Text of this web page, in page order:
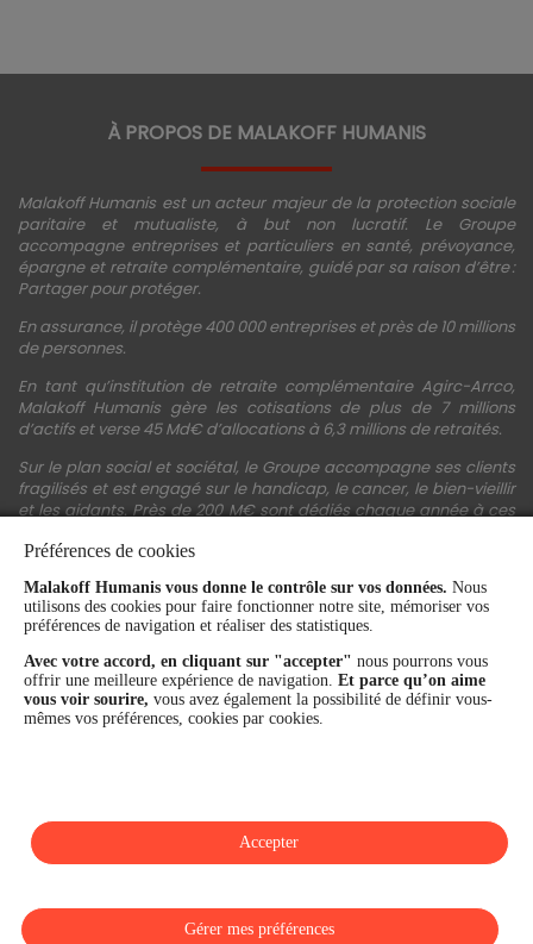
À PROPOS DE MALAKOFF HUMANIS
Malakoff Humanis est un acteur majeur de la protection sociale
paritaire et mutualiste, à but non lucratif. Le Groupe
accompagne entreprises et particuliers en santé, prévoyance,
épargne et retraite complémentaire, guidé par sa raison d’être :
Partager pour protéger.
En assurance, il protège 400 000 entreprises et près de 10 millions
de personnes.
En tant qu’institution de retraite complémentaire Agirc-Arrco,
Malakoff Humanis gère les cotisations de plus de 7 millions
d’actifs et verse 45 Md€ d’allocations à 6,3 millions de retraités.
Sur le plan social et sociétal, le Groupe accompagne ses clients
fragilisés et est engagé sur le handicap, le cancer, le bien-vieillir
et les aidants. Près de 200 M€ sont dédiés chaque année à ces
financière et la performance du Groupe sont confirmées par une
notation A+ attribuée depuis 4 ans par S&P Global Ratings et
Fitch Ratings. Sur les plans extra-financiers, Malakoff Humanis
figure parmi les 2% des entreprises les mieux notées au monde
en matière de critères RSE (Ecovadis, niveau Gold - 81/100 en
2026). Enfin, Malakoff Humanis est certifié Top Employer France
par le Top Employers Institute depuis 3 ans.
Préférences de cookies
Malakoff Humanis vous donne le contrôle sur vos données. Nous
utilisons des cookies pour faire fonctionner notre site, mémoriser vos
préférences de navigation et réaliser des statistiques.
Avec votre accord, en cliquant sur "accepter" nous pourrons vous
offrir une meilleure expérience de navigation. Et parce qu’on aime
vous voir sourire, vous avez également la possibilité de définir vous-
mêmes vos préférences, cookies par cookies.
Gérer mes préférences
Accepter